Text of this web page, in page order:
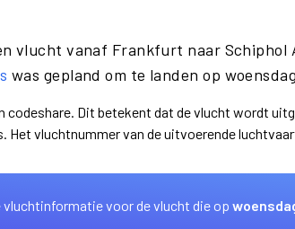
vlucht vanaf Frankfurt naar Schiphol
was gepland om te landen op
codeshare. Dit betekent dat de vlucht wordt
Het vluchtnummer van de uitvoerende
vluchtinformatie voor de vlucht die op